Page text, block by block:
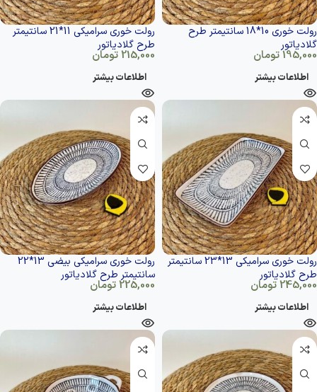
رولت خوری 10*18 سانتیمتر طرح
گلادیاتور
195,000تومان
اطلاعات بیشتر
رولت خوری سرامیکی 11*21 سانتیمتر
طرح گلادیاتور
215,000تومان
اطلاعات بیشتر
رولت خوری سرامیکی 13*23 سانتیمتر
طرح گلادیاتور
245,000تومان
اطلاعات بیشتر
رولت خوری سرامیکی بیضی 13*22
سانتیمتر طرح گلادیاتور
225,000تومان
اطلاعات بیشتر